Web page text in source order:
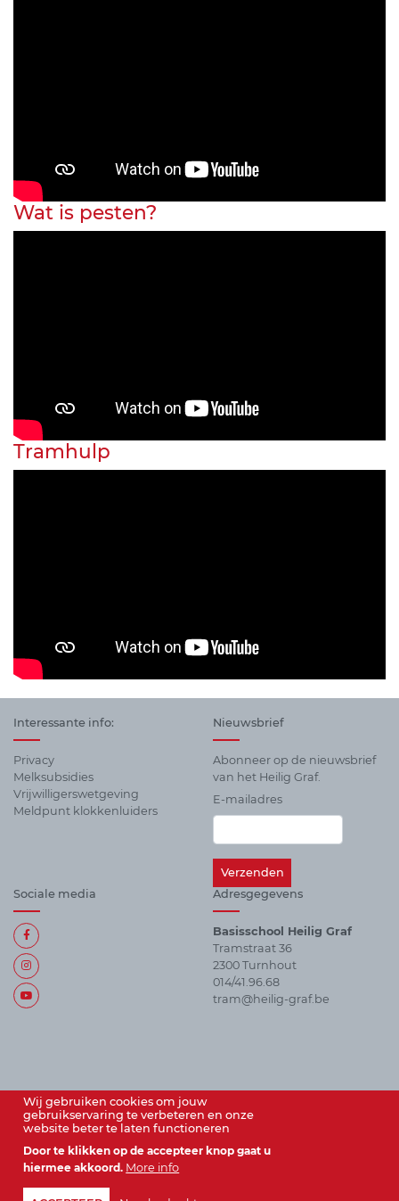
Wat is pesten?
Tramhulp
Interessante info:
Privacy
Melksubsidies
Vrijwilligerswetgeving
Meldpunt klokkenluiders
Nieuwsbrief
Abonneer op de nieuwsbrief
van het Heilig Graf.
E-mailadres
Sociale media Adresgegevens
Basisschool Heilig Graf
Tramstraat 36
2300 Turnhout
014/41.96.68
tram@heilig-graf.be
Wij gebruiken cookies om jouw
gebruikservaring te verbeteren en onze
website beter te laten functioneren
Door te klikken op de accepteer knop gaat u
hiermee akkoord. More info